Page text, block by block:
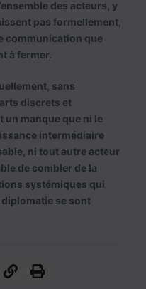
des acteurs, y
pas formellement,
communication que
à fermer.
sans
discrets et
un manque que ni le
intermédiaire
ni tout autre acteur
de combler de la
systémiques qui
diplomatie se sont